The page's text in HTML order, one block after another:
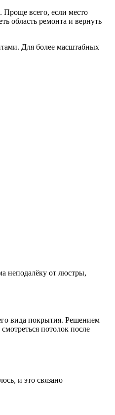
Проще всего, если место
область ремонта и вернуть
Для более масштабных
неподалёку от люстры,
вида покрытия. Решением
потолок после
и это связано